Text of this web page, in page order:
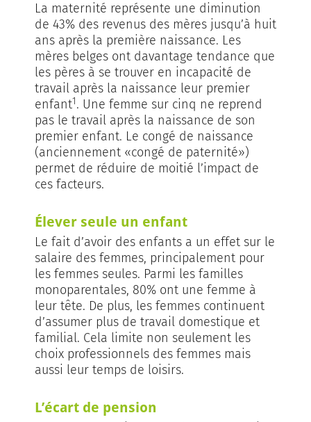
La maternité représente une diminution
de 43% des revenus des mères jusqu’à huit
ans après la première naissance. Les
mères belges ont davantage tendance que
les pères à se trouver en incapacité de
travail après la naissance leur premier
enfant1. Une femme sur cinq ne reprend
pas le travail après la naissance de son
premier enfant. Le congé de naissance
(anciennement «congé de paternité»)
permet de réduire de moitié l’impact de
ces facteurs.
Élever seule un enfant
Le fait d’avoir des enfants a un effet sur le
salaire des femmes, principalement pour
les femmes seules. Parmi les familles
monoparentales, 80% ont une femme à
leur tête. De plus, les femmes continuent
d’assumer plus de travail domestique et
familial. Cela limite non seulement les
choix professionnels des femmes mais
aussi leur temps de loisirs.
L’écart de pension